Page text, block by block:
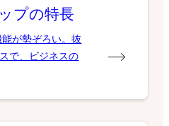
プの特長
が勢ぞろい。抜
で、ビジネスの